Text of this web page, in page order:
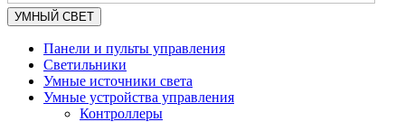
УМНЫЙ СВЕТ
Панели и пульты управления
Светильники
Умные источники света
Умные устройства управления
Контроллеры